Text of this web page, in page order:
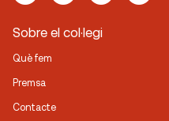
Sobre el col·legi
Què fem
Premsa
Contacte